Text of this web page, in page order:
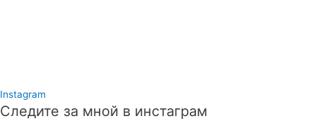
Instagram
Следите за мной в инстаграм